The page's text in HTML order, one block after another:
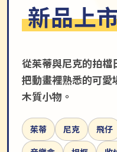
新品上
從茱蒂與尼克的拍檔
把動畫裡熟悉的可愛
木質小物。
茱蒂 尼克 飛仔